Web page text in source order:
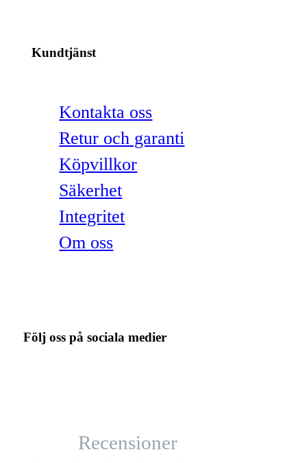
Kundtjänst
Kontakta oss
Retur och garanti
Köpvillkor
Säkerhet
Integritet
Om oss
Följ oss på sociala medier
Recensioner